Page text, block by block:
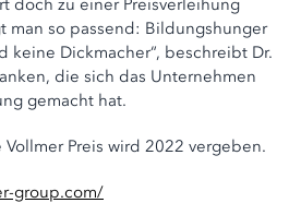
doch zu einer Preisverleihung
man so passend: Bildungshunger
keine Dickmacher“, beschreibt Dr.
die sich das Unternehmen
gemacht hat.
Preis wird 2022 vergeben.
group.com/